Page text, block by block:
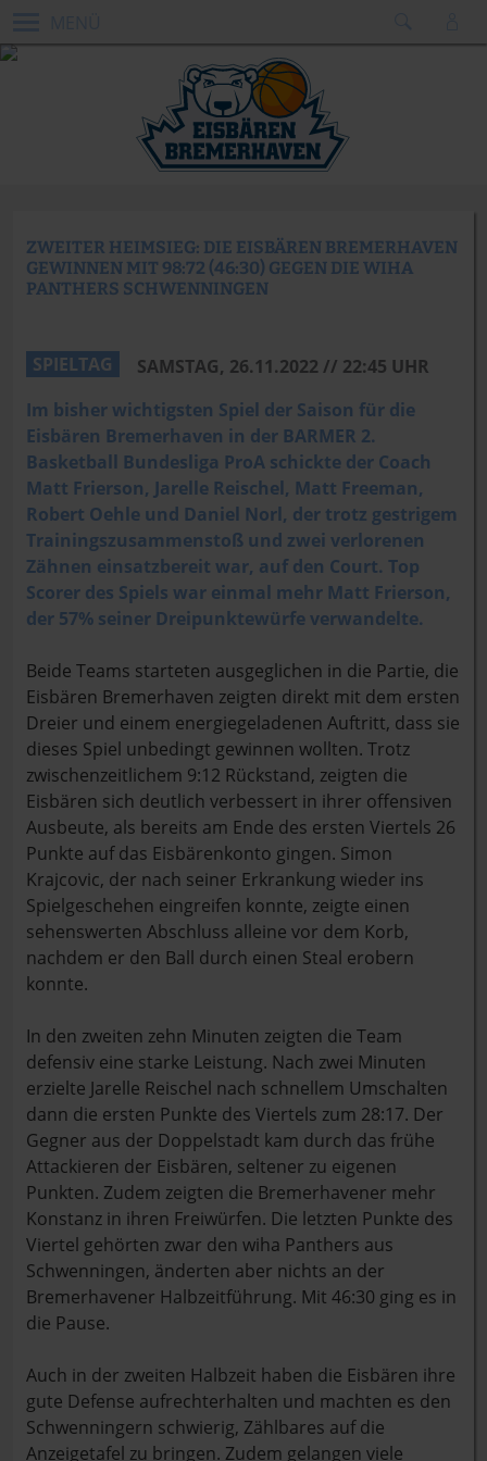
ZWEITER HEIMSIEG: DIE EISBÄREN BREMERHAVEN
GEWINNEN MIT 98:72 (46:30) GEGEN DIE WIHA
PANTHERS SCHWENNINGEN
SPIELTAG
SAMSTAG, 26.11.2022 // 22:45 UHR
Im bisher wichtigsten Spiel der Saison für die
Eisbären Bremerhaven in der BARMER 2.
Basketball Bundesliga ProA schickte der Coach
Matt Frierson, Jarelle Reischel, Matt Freeman,
Robert Oehle und Daniel Norl, der trotz gestrigem
Trainingszusammenstoß und zwei verlorenen
Zähnen einsatzbereit war, auf den Court. Top
Scorer des Spiels war einmal mehr Matt Frierson,
der 57% seiner Dreipunktewürfe verwandelte.
Beide Teams starteten ausgeglichen in die Partie, die
Eisbären Bremerhaven zeigten direkt mit dem ersten
Dreier und einem energiegeladenen Auftritt, dass sie
dieses Spiel unbedingt gewinnen wollten. Trotz
zwischenzeitlichem 9:12 Rückstand, zeigten die
Eisbären sich deutlich verbessert in ihrer offensiven
Ausbeute, als bereits am Ende des ersten Viertels 26
Punkte auf das Eisbärenkonto gingen. Simon
Krajcovic, der nach seiner Erkrankung wieder ins
Spielgeschehen eingreifen konnte, zeigte einen
sehenswerten Abschluss alleine vor dem Korb,
nachdem er den Ball durch einen Steal erobern
konnte.
In den zweiten zehn Minuten zeigten die Team
defensiv eine starke Leistung. Nach zwei Minuten
erzielte Jarelle Reischel nach schnellem Umschalten
dann die ersten Punkte des Viertels zum 28:17. Der
Gegner aus der Doppelstadt kam durch das frühe
Attackieren der Eisbären, seltener zu eigenen
Punkten. Zudem zeigten die Bremerhavener mehr
Konstanz in ihren Freiwürfen. Die letzten Punkte des
Viertel gehörten zwar den wiha Panthers aus
Schwenningen, änderten aber nichts an der
Bremerhavener Halbzeitführung. Mit 46:30 ging es in
die Pause.
Auch in der zweiten Halbzeit haben die Eisbären ihre
gute Defense aufrechterhalten und machten es den
Schwenningern schwierig, Zählbares auf die
Anzeigetafel zu bringen. Zudem gelangen viele